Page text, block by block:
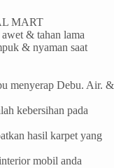
MART
& tahan lama
& nyaman saat
menyerap Debu. Air. &
kebersihan pada
hasil karpet yang
mobil anda